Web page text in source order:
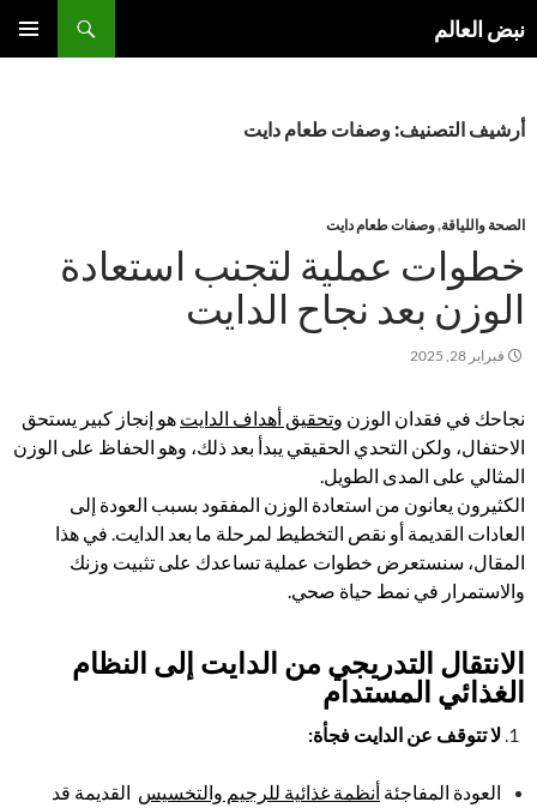
إلىنبض العالم
أرشيف التصنيف: وصفات طعام دايت
الصحة واللياقة,وصفات طعام دايت
خطوات عملية لتجنب استعادة
الوزن بعد نجاح الدايت
فبراير 28, 2025
نجاحك في فقدان الوزن وتحقيق أهداف الدايت هو إنجاز كبير يستحق
الاحتفال، ولكن التحدي الحقيقي يبدأ بعد ذلك، وهو الحفاظ على الوزن
المثالي على المدى الطويل.
الكثيرون يعانون من استعادة الوزن المفقود بسبب العودة إلى
العادات القديمة أو نقص التخطيط لمرحلة ما بعد الدايت. في هذا
المقال، سنستعرض خطوات عملية تساعدك على تثبيت وزنك
والاستمرار في نمط حياة صحي.
الانتقال التدريجي من الدايت إلى النظام
الغذائي المستدام
لا تتوقف عن الدايت فجأة:
العودة المفاجئة أنظمة غذائية للرجيم والتخسيس القديمة قد